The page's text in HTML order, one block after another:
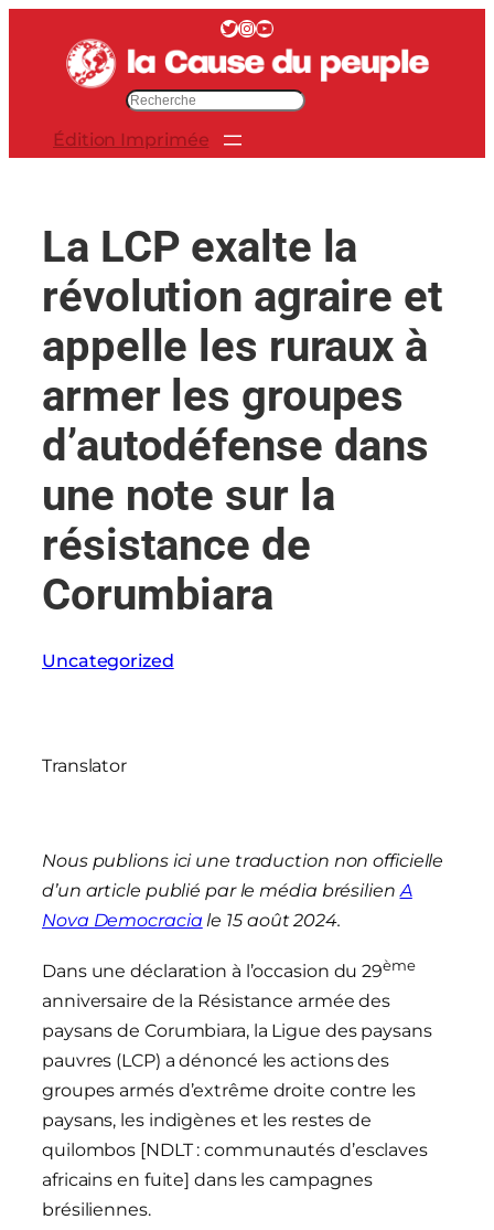
contenu
Twitter InstagramYouTube
e
r
Édition Imprimée
La LCP exalte la
révolution agraire et
appelle les ruraux à
armer les groupes
d’autodéfense dans
une note sur la
résistance de
Corumbiara
Uncategorized
Translator
Nous publions ici une traduction non officielle
d’un article publié par le média brésilienA
Nova Democracia le 15 août 2024.
Dans une déclaration à l’occasion du 29ème
anniversaire de la Résistance armée des
paysans de Corumbiara, la Ligue des paysans
pauvres (LCP) a dénoncé les actions des
groupes armés d’extrême droite contre les
paysans, les indigènes et les restes de
quilombos [NDLT : communautés d’esclaves
africains en fuite] dans les campagnes
brésiliennes.